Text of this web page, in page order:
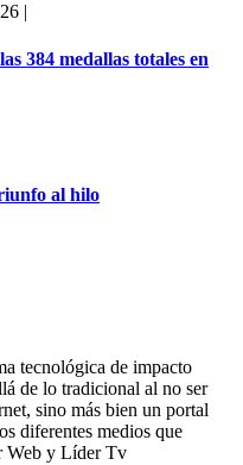
|
384 medallas totales en
al hilo
tecnológica de impacto
de lo tradicional al no ser
sino más bien un portal
diferentes medios que
Web y Líder Tv